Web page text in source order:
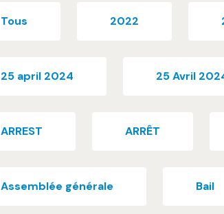
Tous 2022
25 april 2024 25 Avril
ARREST ARRÊT
Assemblée générale Bail